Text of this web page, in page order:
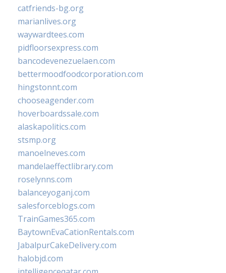
catfriends-bg.org
marianlives.org
waywardtees.com
pidfloorsexpress.com
bancodevenezuelaen.com
bettermoodfoodcorporation.com
hingstonnt.com
chooseagender.com
hoverboardssale.com
alaskapolitics.com
stsmp.org
manoelneves.com
mandelaeffectlibrary.com
roselynns.com
balanceyoganj.com
salesforceblogs.com
TrainGames365.com
BaytownEvaCationRentals.com
JabalpurCakeDelivery.com
halobjd.com